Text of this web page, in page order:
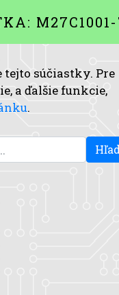
tejto súčiastky. Pre
a ďalšie funkcie,
.